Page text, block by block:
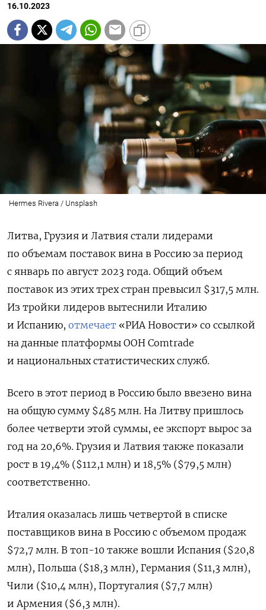
16.10.2023
Hermes Rivera / Unsplash
Литва, Грузия и Латвия стали лидерами
по объемам поставок вина в Россию за период
с январь по август 2023 года. Общий объем
поставок из этих трех стран превысил $317,5 млн.
Из тройки лидеров вытеснили Италию
и Испанию, отмечает «РИА Новости» со ссылкой
на данные платформы ООН Comtrade
и национальных статистических служб.
Всего в этот период в Россию было ввезено вина
на общую сумму $485 млн. На Литву пришлось
более четверти этой суммы, ее экспорт вырос за
год на 20,6%. Грузия и Латвия также показали
рост в 19,4% ($112,1 млн) и 18,5% ($79,5 млн)
соответственно.
Италия оказалась лишь четвертой в списке
поставщиков вина в Россию с объемом продаж
$72,7 млн. В топ-10 также вошли Испания ($20,8
млн), Польша ($18,3 млн), Германия ($11,3 млн),
Чили ($10,4 млн), Португалия ($7,7 млн)
и Армения ($6,3 млн).